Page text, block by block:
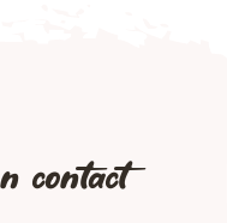
contact